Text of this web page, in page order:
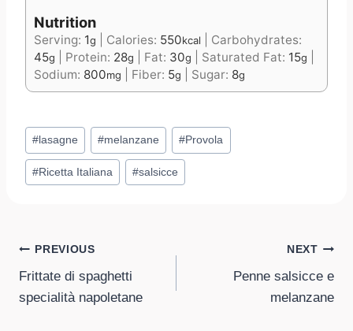
Nutrition
Serving: 1g Calories: 550kcal
Carbohydrates:
45g Protein: 28g Fat: 30g Saturated Fat: 15g
Sodium: 800mg Fiber: 5g Sugar: 8g
Post
Tags:
# lasagne #melanzane #Provola
#Ricetta Italiana #salsicce
Post
navigation
PREVIOUS
Frittate di spaghetti
specialità napoletane
NEXT
Penne salsicce e
melanzane